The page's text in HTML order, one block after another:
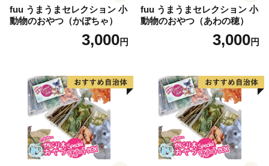
fuu うまうまセレクション 小
動物のおやつ（かぼちゃ）
3,000円
fuu うまうまセレクション 小
動物のおやつ（あわの穂）
3,000円